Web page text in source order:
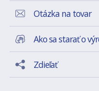
Otázka na tovar
Ako sa starať o
Zdieľať